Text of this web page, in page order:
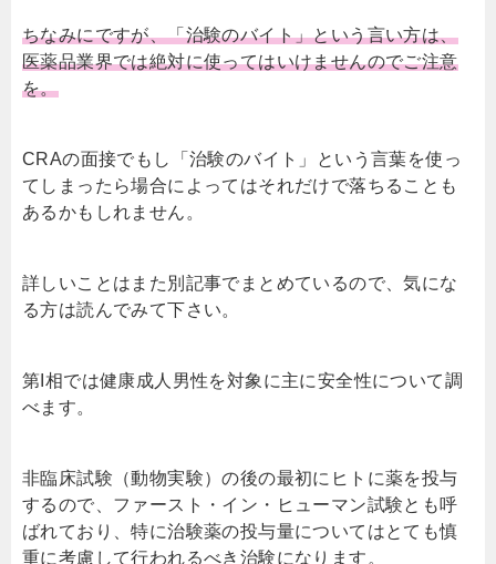
ちなみにですが、「治験のバイト」という言い方は、
医薬品業界では絶対に使ってはいけませんのでご注意
を。
CRAの面接でもし「治験のバイト」という言葉を使っ
てしまったら場合によってはそれだけで落ちることも
あるかもしれません。
詳しいことはまた別記事でまとめているので、気にな
る方は読んでみて下さい。
第I相では健康成人男性を対象に主に安全性について調
べます。
非臨床試験（動物実験）の後の最初にヒトに薬を投与
するので、ファースト・イン・ヒューマン試験とも呼
ばれており、特に治験薬の投与量についてはとても慎
重に考慮して行われるべき治験になります。